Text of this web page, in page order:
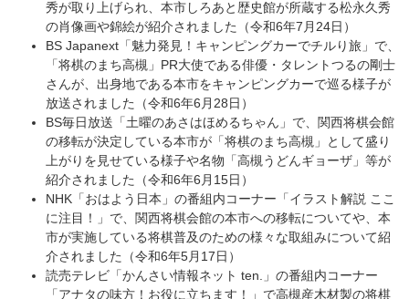
秀が取り上げられ、本市しろあと歴史館が所蔵する松永久秀
の肖像画や錦絵が紹介されました（令和6年7月24日）
BS Japanext「魅力発見！キャンピングカーでチルり旅」で、
「将棋のまち高槻」PR大使である俳優・タレントつるの剛士
さんが、出身地である本市をキャンピングカーで巡る様子が
放送されました（令和6年6月28日）
BS毎日放送「土曜のあさはほめるちゃん」で、関西将棋会館
の移転が決定している本市が「将棋のまち高槻」として盛り
上がりを見せている様子や名物「高槻うどんギョーザ」等が
紹介されました（令和6年6月15日）
NHK「おはよう日本」の番組内コーナー「イラスト解説 ここ
に注目！」で、関西将棋会館の本市への移転についてや、本
市が実施している将棋普及のための様々な取組みについて紹
介されました（令和6年5月17日）
読売テレビ「かんさい情報ネット ten.」の番組内コーナー
「アナタの味方！お役に立ちます！」で高槻産木材製の将棋